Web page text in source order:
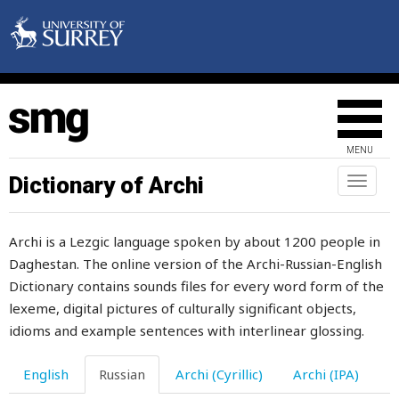
MENU
Toggle
Dictionary of Archi
Archi is a Lezgic language spoken by about 1200 people in
Daghestan. The online version of the Archi-Russian-English
Dictionary contains sounds files for every word form of the
lexeme, digital pictures of culturally significant objects,
idioms and example sentences with interlinear glossing.
English Russian Archi (Cyrillic) Archi (IPA)
морщиться
моток
мотоцикл
мотыга
мох
моча
мочевой